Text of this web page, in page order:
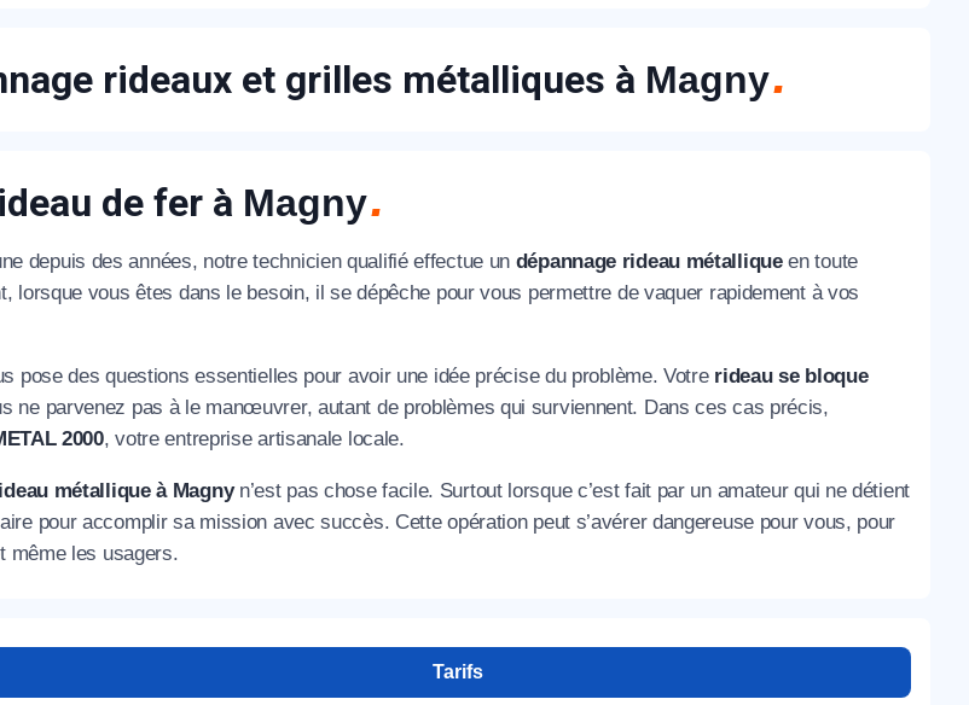
rideaux et grilles métalliques à Magny
de fer à Magny
depuis des années, notre technicien qualifié effectue un dépannage rideau métalliqueen toute
lorsque vous êtes dans le besoin, il se dépêche pour vous permettre de vaquer rapidement à vos
pose des questions essentielles pour avoir une idée précise du problème. Votre rideau se bloque
ne parvenez pas à le manœuvrer, autant de problèmes qui surviennent. Dans ces cas précis,
2000, votre entreprise artisanale locale.
métallique à Magnyn’est pas chose facile. Surtout lorsque c’est fait par un amateur qui ne détient
pour accomplir sa mission avec succès. Cette opération peut s’avérer dangereuse pour vous, pour
même les usagers.
Tarifs